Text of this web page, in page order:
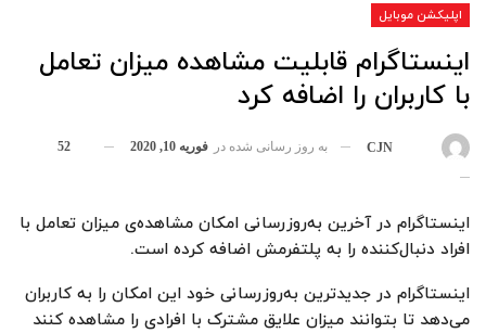
اپلیکشن موبایل
اینستاگرام قابلیت مشاهده میزان تعامل
با کاربران را اضافه کرد
CJN به روز رسانی شده در فوریه 10, 2020 52
اینستاگرام در آخرین به‌روزرسانی امکان مشاهده‌ی میزان تعامل با
افراد دنبال‌کننده را به پلتفرمش اضافه کرده است.
اینستاگرام در جدیدترین به‌روزرسانی خود این امکان را به کاربران
می‌دهد تا بتوانند میزان علایق مشترک با افرادی را مشاهده کنند